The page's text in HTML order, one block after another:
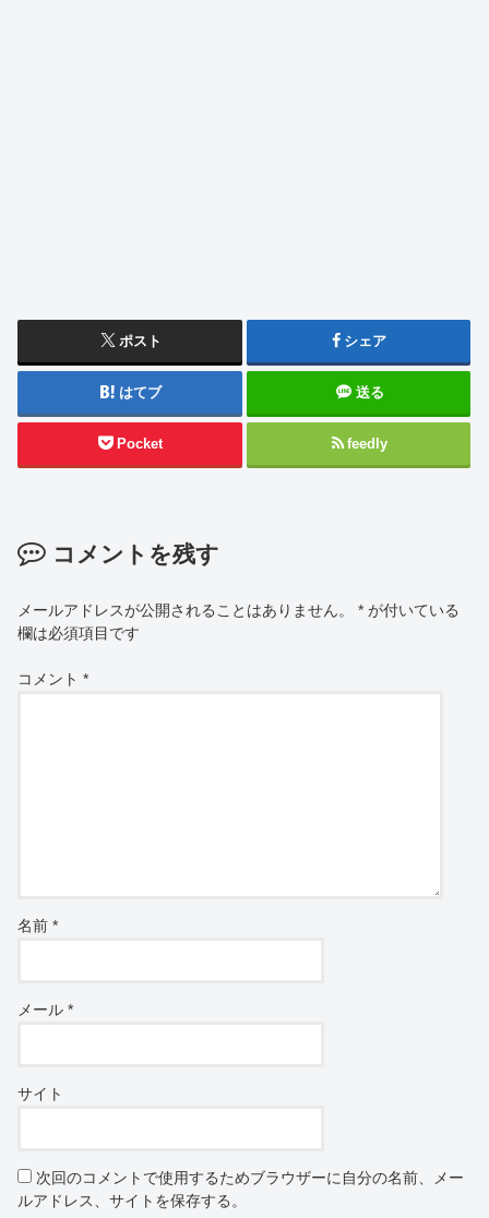
ポスト シェア
はてブ 送る
Pocket feedly
コメントを残す
メールアドレスが公開されることはありません。 * が付いている
欄は必須項目です
コメント*
名前*
メール*
サイト
次回のコメントで使用するためブラウザーに自分の名前、メー
ルアドレス、サイトを保存する。